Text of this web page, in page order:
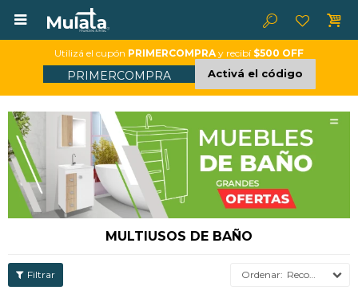

Utilizá el cupón PRIMERCOMPRA y recibí $500 OFF
PRIMERCOMPRA Activá el código
MULTIUSOS DE BAÑO
Recomendados